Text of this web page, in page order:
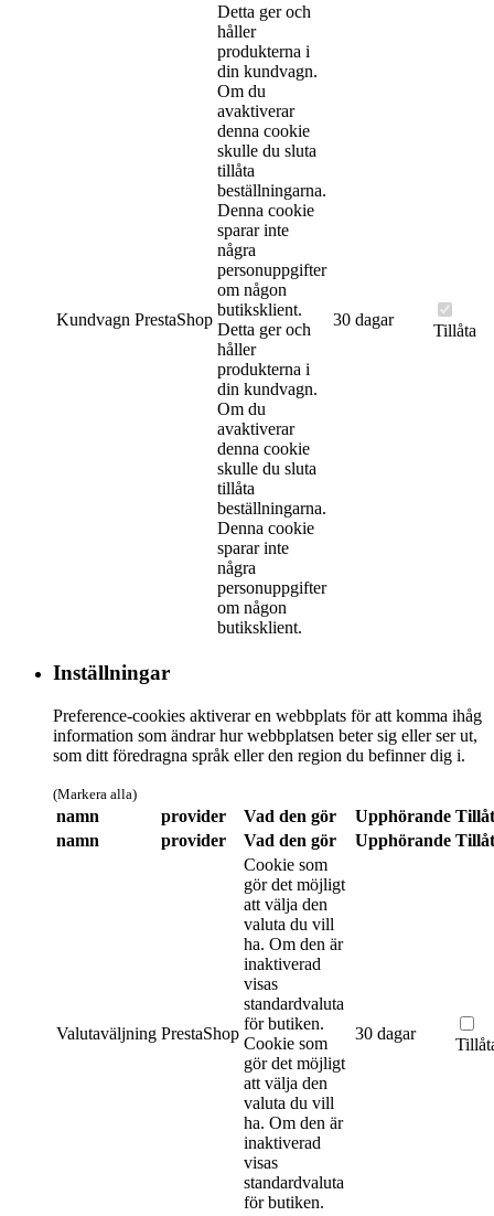
Kundvagn PrestaShop
Detta ger och
håller
produkterna i
din kundvagn.
Om du
avaktiverar
denna cookie
skulle du sluta
tillåta
beställningarna.
Denna cookie
sparar inte
några
personuppgifter
om någon
butiksklient.
Detta ger och
håller
produkterna i
din kundvagn.
Om du
avaktiverar
denna cookie
skulle du sluta
tillåta
beställningarna.
Denna cookie
sparar inte
några
personuppgifter
om någon
butiksklient.
30 dagar
Tillåta
Inställningar
Preference-cookies aktiverar en webbplats för att komma ihåg
information som ändrar hur webbplatsen beter sig eller ser ut,
som ditt föredragna språk eller den region du befinner dig i.
(Markera alla)
namn provider Vad den gör Upphörande
namn
provider Vad den gör Upphörande
Valutaväljning PrestaShop
Cookie som
gör det möjligt
att välja den
valuta du vill
ha. Om den är
inaktiverad
visas
standardvaluta
för butiken.
Cookie som
gör det möjligt
att välja den
valuta du vill
ha. Om den är
inaktiverad
visas
standardvaluta
för butiken.
30 dagar